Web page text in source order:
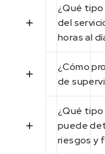
¿Qué
del
horas al
¿Cómo
de
¿Qué
puede
riesgos y